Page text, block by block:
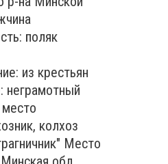
поляк
из крестьян
неграмотный
колхоз
Место